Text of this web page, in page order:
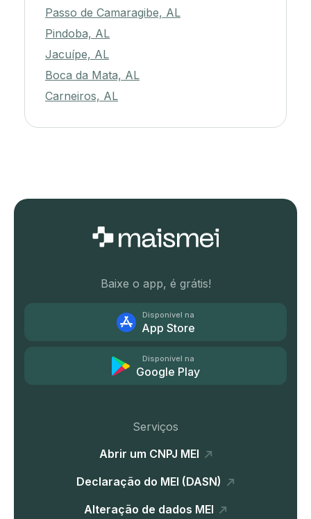
Passo de Camaragibe, AL
Pindoba, AL
Jacuípe, AL
Boca da Mata, AL
Carneiros, AL
Baixe o app, é grátis!
Disponível na
App Store
Disponível na
Google Play
Serviços
Abrir um CNPJ MEI
Declaração do MEI (DASN)
Alteração de dados MEI